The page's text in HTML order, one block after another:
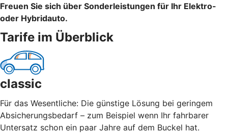
Freuen Sie sich über Sonderleistungen für Ihr Elektro-
oder Hybridauto.
Tarife im Überblick
classic
Für das Wesentliche: Die günstige Lösung bei geringem
Absicherungsbedarf – zum Beispiel wenn Ihr fahrbarer
Untersatz schon ein paar Jahre auf dem Buckel hat.